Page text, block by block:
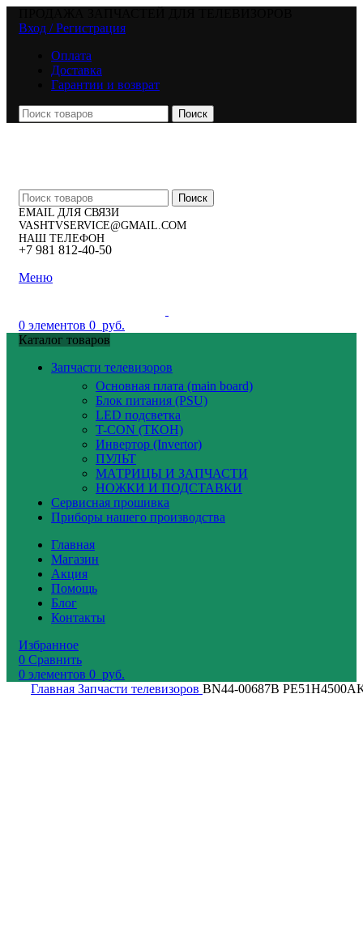
Вход / Регистрация
Оплата
Доставка
Гарантии и возврат
Поиск
Поиск
EMAIL ДЛЯ СВЯЗИ
VASHTVSERVICE@GMAIL.COM
НАШ ТЕЛЕФОН
+7 981 812-40-50
Меню
0 элементов 0 руб.
Каталог товаров
Запчасти телевизоров
Основная плата (main board)
Блок питания (PSU)
LED подсветка
T-CON (ТКОН)
Инвертор (Invertor)
ПУЛЬТ
МАТРИЦЫ И ЗАПЧАСТИ
НОЖКИ И ПОДСТАВКИ
Сервисная прошивка
Приборы нашего производства
Главная
Магазин
Акция
Помощь
Блог
Контакты
Избранное
0 Сравнить
0 элементов 0 руб.
Главная Запчасти телевизоров BN44-00687B